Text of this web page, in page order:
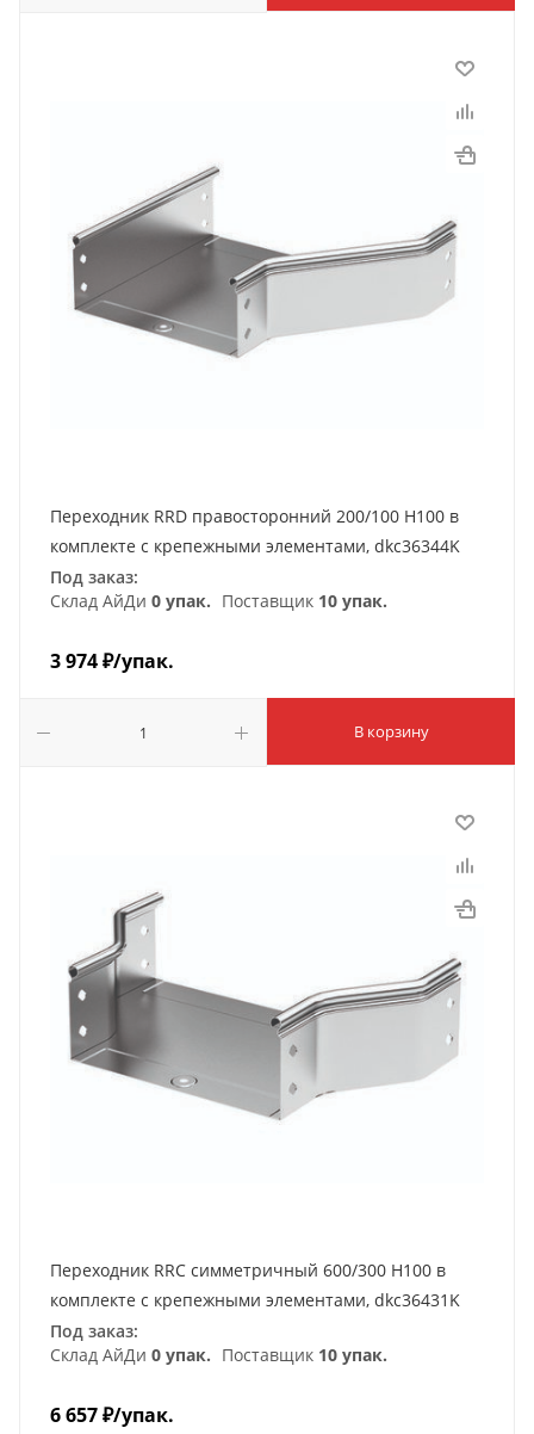
Переходник RRD правосторонний 200/100 H100 в
комплекте с крепежными элементами, dkc36344K
Под заказ:
Склад АйДи 0 упак. Поставщик 10 упак.
3 974₽/упак.
В корзину
Переходник RRC симметричный 600/300 H100 в
комплекте с крепежными элементами, dkc36431K
Под заказ:
Склад АйДи 0 упак. Поставщик 10 упак.
6 657₽/упак.